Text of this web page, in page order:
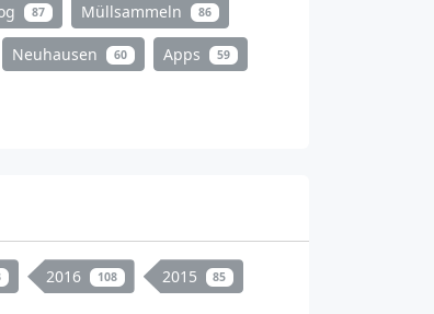
87 Müllsammeln 86
Neuhausen 60 Apps 59
2016 108 2015 85